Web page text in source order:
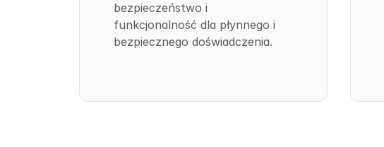
bezpieczeństwo i
funkcjonalność dla płynnego i
bezpiecznego doświadczenia.